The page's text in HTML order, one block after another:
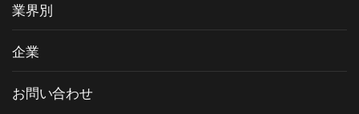
キオスクソフトウェア
私物デバイスの持ち込み (BYOD)
iOS管理
Linux管理
条件付きアクセス
業界別
企業
お問い合わせ